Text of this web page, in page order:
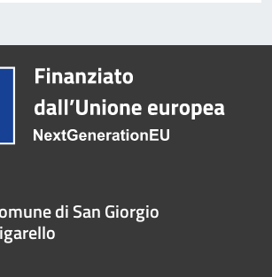
di San Giorgio